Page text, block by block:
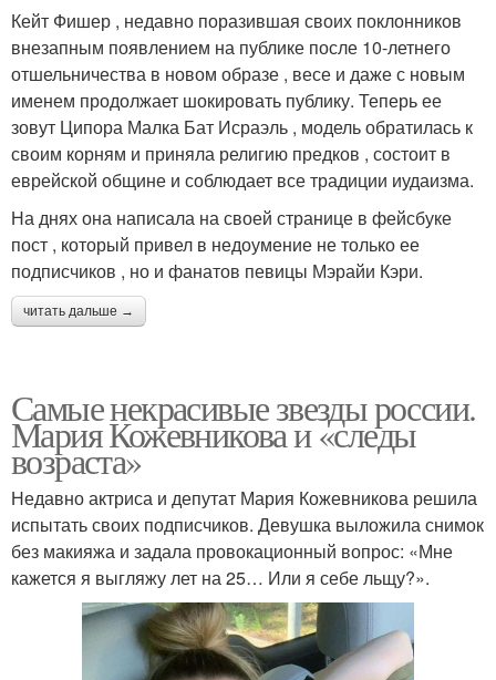
Кейт Фишер , недавно поразившая своих поклонников
внезапным появлением на публике после 10-летнего
отшельничества в новом образе , весе и даже с новым
именем продолжает шокировать публику. Теперь ее
зовут Ципора Малка Бат Исраэль , модель обратилась к
своим корням и приняла религию предков , состоит в
еврейской общине и соблюдает все традиции иудаизма.
На днях она написала на своей странице в фейсбуке
пост , который привел в недоумение не только ее
подписчиков , но и фанатов певицы Мэрайи Кэри.
читать дальше →
Самые некрасивые звезды россии.
Мария Кожевникова и «следы
возраста»
Недавно актриса и депутат Мария Кожевникова решила
испытать своих подписчиков. Девушка выложила снимок
без макияжа и задала провокационный вопрос: «Мне
кажется я выгляжу лет на 25… Или я себе льщу?».